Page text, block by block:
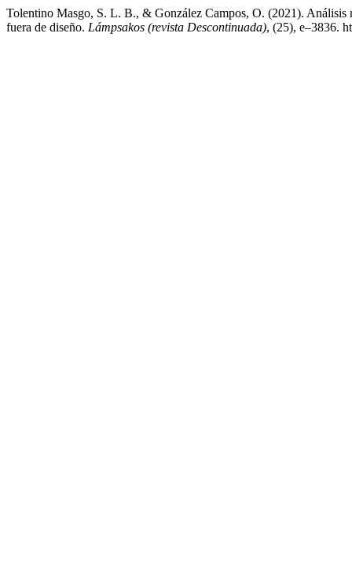
Tolentino Masgo, S. L. B., & González Campos, O. (2021).
fuera de diseño. Lámpsakos (revista Descontinuada), (25), e–3836.